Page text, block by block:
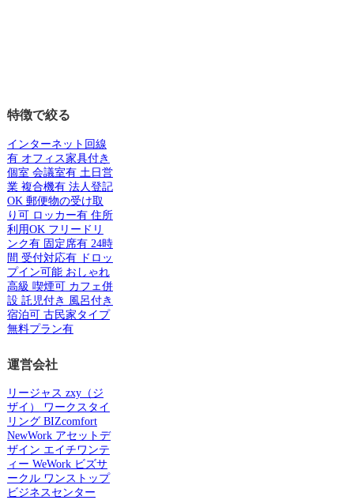
特徴で絞る
インターネット回線
有オフィス家具付き
個室 会議室有土日営
業複合機有法人登記
OK郵便物の受け取
り可ロッカー有住所
利用OKフリードリ
ンク有固定席有24時
間 受付対応有ドロッ
プイン可能おしゃれ
高級 喫煙可カフェ併
設 託児付き 風呂付き
宿泊可古民家タイプ
無料プラン有
運営会社
リージャス zxy（ジ
ザイ）
ワークスタイ
リングBIZcomfort
NewWorkアセットデ
ザイン エイチワンテ
ィー WeWorkビズサ
ークルワンストップ
ビジネスセンター